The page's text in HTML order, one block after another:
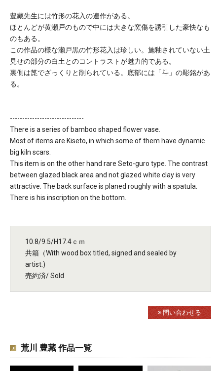
豊藏先生には竹形の花入の連作がある。
ほとんどが黄瀬戸のもので中には大きな窯傷を誘引した豪快なも
のもある。
この作品の様な瀬戸黒の竹形花入は珍しい。施釉されていない土
見せの部分の白土とのコントラストが魅力的である。
裏側は箆でざっくりと削られている。底部には「斗」の彫銘があ
る。
------------------------------
There is a series of bamboo shaped flower vase.
Most of items are Kiseto, in which some of them have dynamic
big kiln scars.
This item is on the other hand rare Seto-guro type. The contrast
between glazed black area and not glazed white clay is very
attractive. The back surface is planed roughly with a spatula.
There is his inscription on the bottom.
10.8/9.5/H17.4ｃｍ
共箱（With wood box titled, signed and sealed by
artist.)
売約済/ Sold
問い合わせる
荒川 豊藏 作品一覧